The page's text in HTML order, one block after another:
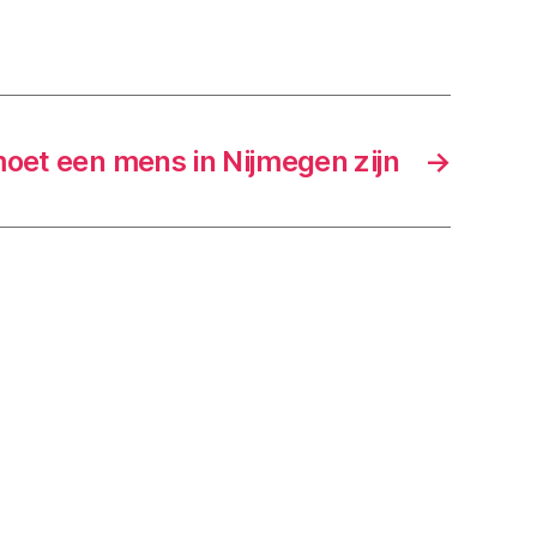
→
een mens in Nijmegen zijn